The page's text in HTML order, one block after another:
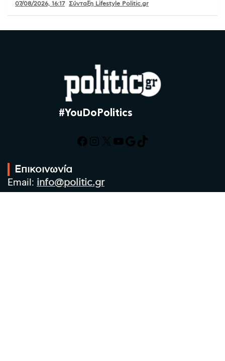
07/08/2026, 16:17 Σύνταξη Lifestyle Politic.gr
#YouDoPolitics
Facebook
Instagram
X YouTube
Google
TikTok
Επικοινωνία
Email: info@politic.gr
Τηλ: